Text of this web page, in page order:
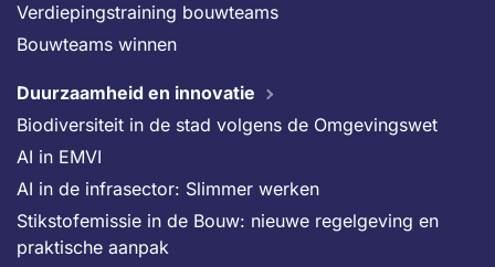
Verdiepingstraining bouwteams
Bouwteams winnen
Duurzaamheid en innovatie
Biodiversiteit in de stad volgens de Omgevingswet
AI in EMVI
AI in de infrasector: Slimmer werken
Stikstofemissie in de Bouw: nieuwe regelgeving en
praktische aanpak